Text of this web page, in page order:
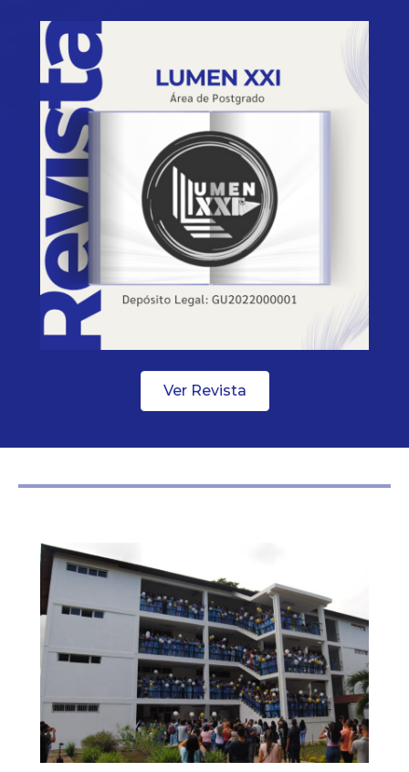
Ver Revista